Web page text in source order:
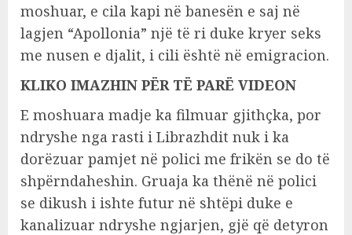
moshuar, e cila kapi në banesën e saj në
lagjen “Apollonia” një të ri duke kryer seks
me nusen e djalit, i cili është në emigracion.
KLIKO IMAZHIN PËR TË PARË VIDEON
E moshuara madje ka filmuar gjithçka, por
ndryshe nga rasti i Librazhdit nuk i ka
dorëzuar pamjet në polici me frikën se do të
shpërndaheshin. Gruaja ka thënë në polici
se dikush i ishte futur në shtëpi duke e
kanalizuar ndryshe ngjarjen, gjë që detyron